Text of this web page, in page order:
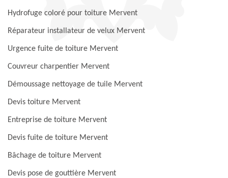
Hydrofuge coloré pour toiture Mervent
Réparateur installateur de velux Mervent
Urgence fuite de toiture Mervent
Couvreur charpentier Mervent
Démoussage nettoyage de tuile Mervent
Devis toiture Mervent
Entreprise de toiture Mervent
Devis fuite de toiture Mervent
Bâchage de toiture Mervent
Devis pose de gouttière Mervent